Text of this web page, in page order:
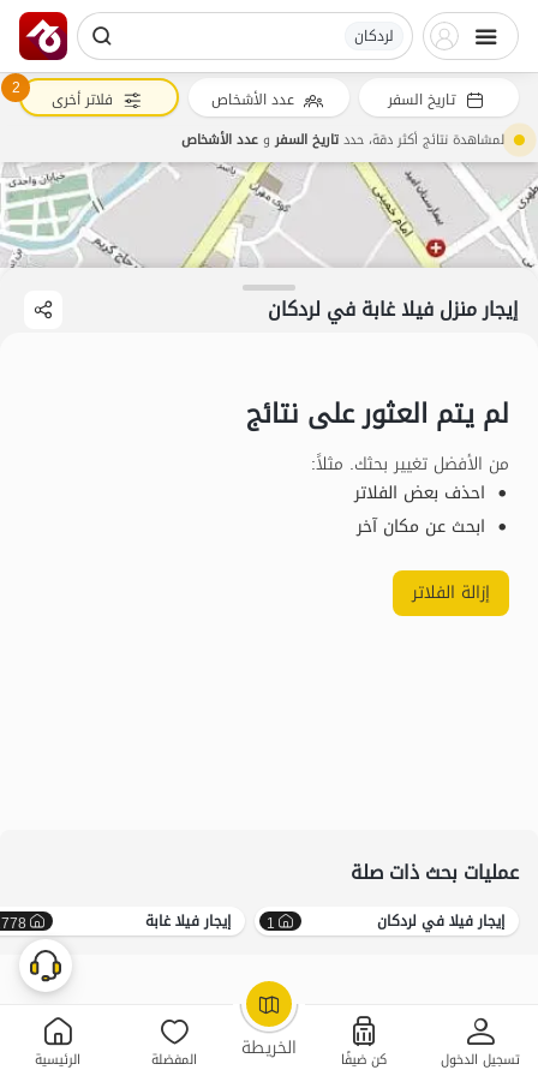
لردکان
الخريطة تسجيل الدخول كن ضيفًا المفضلة الرئيسية
OpenStreetMap
إيجار منزل فيلا غابة في لردکان
لم يتم العثور على نتائج
من الأفضل تغيير بحثك. مثلاً:
احذف بعض الفلاتر
ابحث عن مكان آخر
إزالة الفلاتر
عمليات بحث ذات صلة
إيجار فيلا في لردکان 1 إيجار فيلا غابة
تاريخ السفر عدد الأشخاص 2 فلاتر أخرى
لمشاهدة نتائج أكثر دقة، حددتاريخ السفروعدد الأشخاص